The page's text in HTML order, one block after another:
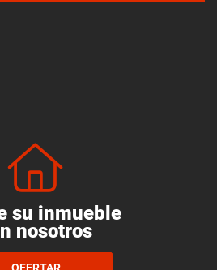
su inmueble
nosotros